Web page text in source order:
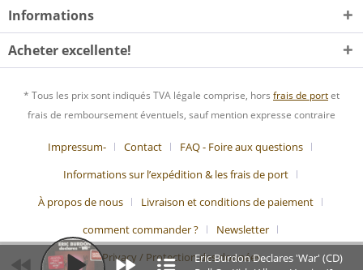
Informations
Acheter excellente!
* Tous les prix sont indiqués TVA légale comprise, hors frais de portet
frais de remboursement éventuels, sauf mention expresse contraire
Impressum- Contact
FAQ - Foire aux questions
Informations sur l’expédition & les frais de port
À propos de nous
Livraison et conditions de paiement
comment commander ?
Newsletter
Privacy / Protection des donnéesEric Burdon Declares 'War' (CD)